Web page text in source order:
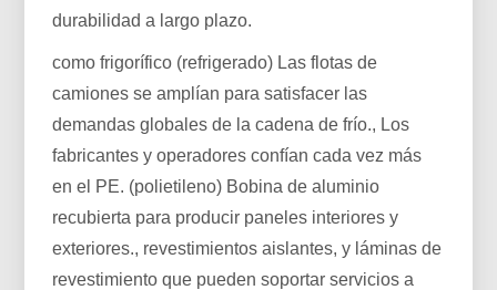
durabilidad a largo plazo.
como frigorífico (refrigerado) Las flotas de
camiones se amplían para satisfacer las
demandas globales de la cadena de frío., Los
fabricantes y operadores confían cada vez más
en el PE. (polietileno) Bobina de aluminio
recubierta para producir paneles interiores y
exteriores., revestimientos aislantes, y láminas de
revestimiento que pueden soportar servicios a